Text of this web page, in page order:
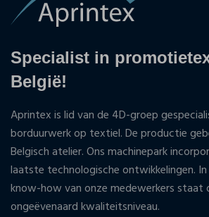
Specialist in
België!
Aprintex is lid van de 4D-groep
borduurwerk op textiel. De productie
Belgisch atelier. Ons machinepark
laatste technologische ontwikkelingen.
know-how van onze medewerkers staat
ongeëvenaard kwaliteitsniveau.